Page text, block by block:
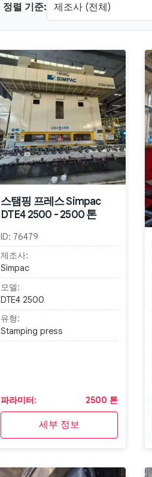
정렬 기준:
스탬핑 프레스 Simpac
DTE4 2500 - 2500 톤
ID: 76479
제조사:
Simpac
모델:
DTE4 2500
유형:
Stamping press
파라미터: 2500 톤
세부 정보